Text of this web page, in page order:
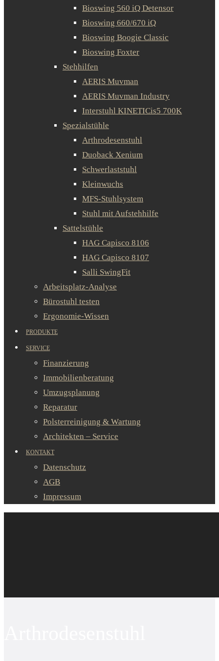
Bioswing 560 iQ Detensor
Bioswing 660/670 iQ
Bioswing Boogie Classic
Bioswing Foxter
Stehhilfen
AERIS Muvman
AERIS Muvman Industry
Interstuhl KINETICis5 700K
Spezialstühle
Arthrodesenstuhl
Duoback Xenium
Schwerlaststuhl
Kleinwuchs
MFS-Stuhlsystem
Stuhl mit Aufstehhilfe
Sattelstühle
HAG Capisco 8106
HAG Capisco 8107
Salli SwingFit
Arbeitsplatz-Analyse
Bürostuhl testen
Ergonomie-Wissen
PRODUKTE
SERVICE
Finanzierung
Immobilienberatung
Umzugsplanung
Reparatur
Polsterreinigung & Wartung
Architekten – Service
KONTAKT
Datenschutz
AGB
Impressum